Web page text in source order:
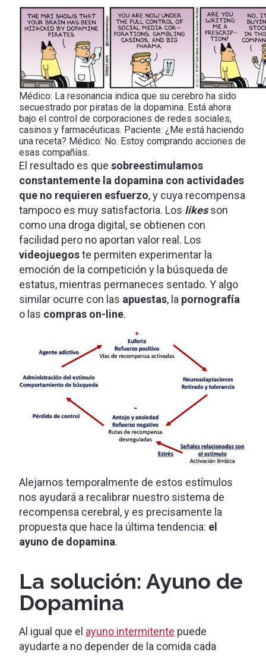
Médico: La resonancia indica que su cerebro ha sido
secuestrado por piratas de la dopamina. Está ahora
bajo el control de corporaciones de redes sociales,
casinos y farmacéuticas. Paciente: ¿Me está haciendo
una receta? Médico: No. Estoy comprando acciones de
esas compañías.
El resultado es que sobreestimulamos
constantemente la dopamina con actividades
que no requieren esfuerzo, y cuya recompensa
tampoco es muy satisfactoria. Los likes son
como una droga digital, se obtienen con
facilidad pero no aportan valor real. Los
videojuegoste permiten experimentar la
emoción de la competición y la búsqueda de
estatus, mientras permaneces sentado. Y algo
similar ocurre con las apuestas, la pornografía
o las compras on-line.
Alejarnos temporalmente de estos estímulos
nos ayudará a recalibrar nuestro sistema de
recompensa cerebral, y es precisamente la
propuesta que hace la última tendencia: el
ayuno de dopamina.
La solución: Ayuno de
Dopamina
Al igual que el ayuno intermitente puede
ayudarte a no depender de la comida cada